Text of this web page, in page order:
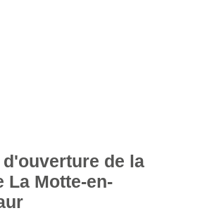
de la
La Motte-en-